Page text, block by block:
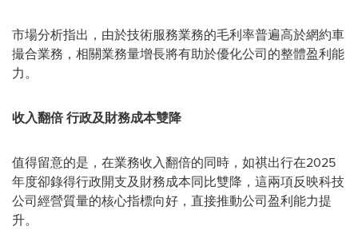
市場分析指出，由於技術服務業務的毛利率普遍高於網約車
撮合業務，相關業務量增長將有助於優化公司的整體盈利能
力。
收入翻倍 行政及財務成本雙降
值得留意的是，在業務收入翻倍的同時，如祺出行在2025
年度卻錄得行政開支及財務成本同比雙降，這兩項反映科技
公司經營質量的核心指標向好，直接推動公司盈利能力提
升。